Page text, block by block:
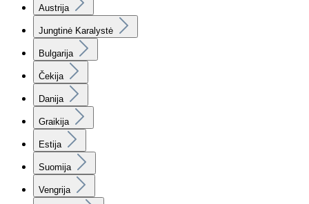
Austrija
Jungtinė Karalystė
Bulgarija
Čekija
Danija
Graikija
Estija
Suomija
Vengrija